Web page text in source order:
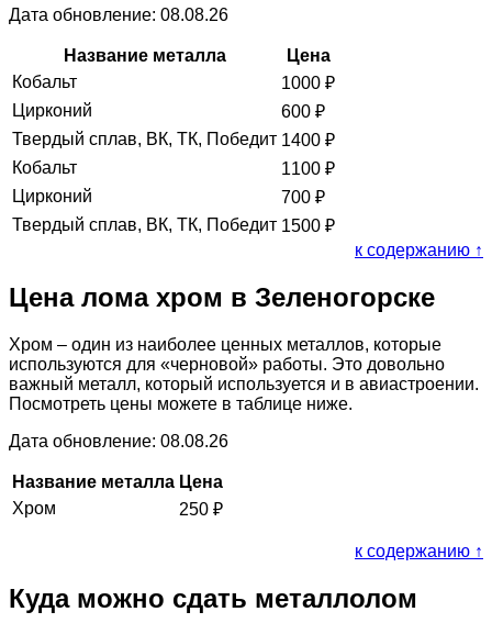
Дата обновление: 08.08.26
Название металла
Цена
Кобальт
1000 ₽
Цирконий
600 ₽
Твердый сплав, ВК, ТК, Победит 1400 ₽
Кобальт
1100 ₽
Цирконий
700 ₽
Твердый сплав, ВК, ТК, Победит 1500 ₽
к содержанию ↑
Цена лома хром в Зеленогорске
Хром – один из наиболее ценных металлов, которые
используются для «черновой» работы. Это довольно
важный металл, который используется и в авиастроении.
Посмотреть цены можете в таблице ниже.
Дата обновление: 08.08.26
Название металла Цена
Хром
250 ₽
к содержанию ↑
Куда можно сдать металлолом